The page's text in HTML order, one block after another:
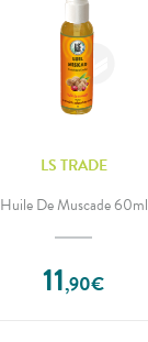
LS TRADE
Huile De Muscade 60ml
11,90€